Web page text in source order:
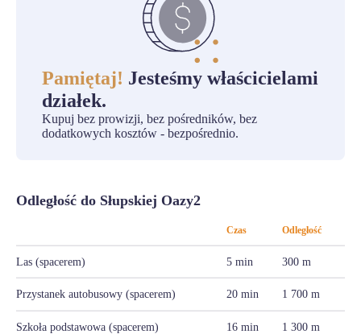
Pamiętaj! Jesteśmy właścicielami
działek.
Kupuj bez prowizji, bez pośredników, bez
dodatkowych kosztów - bezpośrednio.
Odległość do Słupskiej Oazy2
Czas Odległość
Las (spacerem) 5 min 300 m
Przystanek autobusowy (spacerem) 20 min 1 700 m
Szkoła podstawowa (spacerem) 16 min 1 300 m